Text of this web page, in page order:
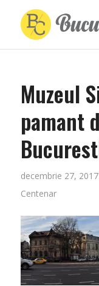
Muzeul
pamant
decembrie 27, 2017
Centenar